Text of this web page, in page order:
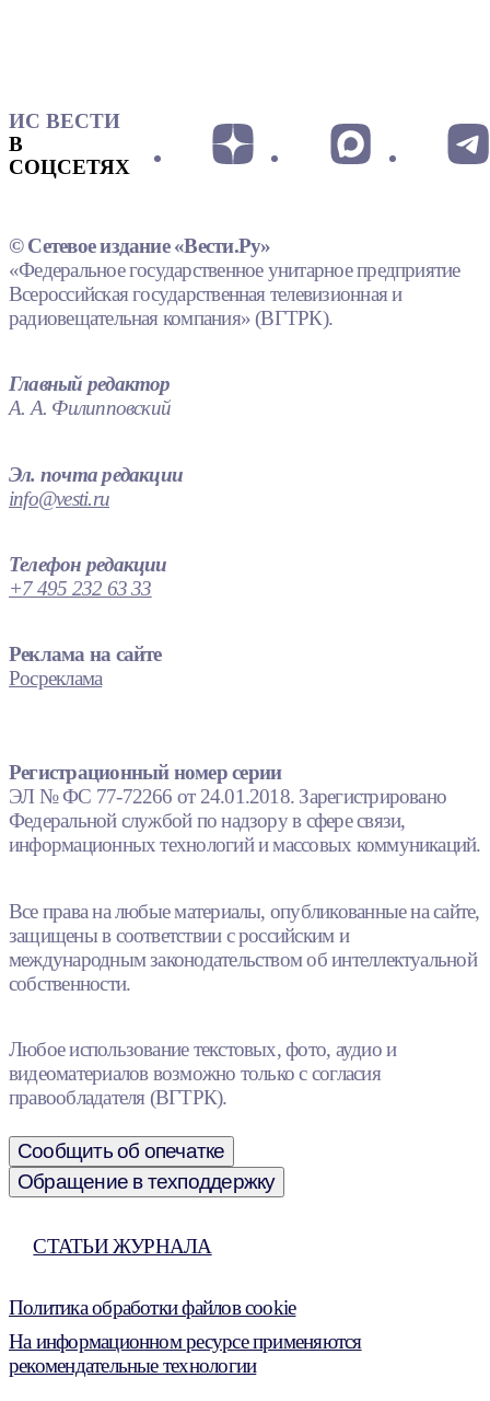
ИС ВЕСТИ
В
СОЦСЕТЯХ
© Сетевое издание «Вести.Ру»
«Федеральное государственное унитарное предприятие
Всероссийская государственная телевизионная и
радиовещательная компания» (ВГТРК).
Главный редактор
А. А. Филипповский
Эл. почта редакции
info@vesti.ru
Телефон редакции
+7 495 232 63 33
Реклама на сайте
Росреклама
Регистрационный номер серии
ЭЛ № ФС 77-72266 от 24.01.2018. Зарегистрировано
Федеральной службой по надзору в сфере связи,
информационных технологий и массовых коммуникаций.
Все права на любые материалы, опубликованные на сайте,
защищены в соответствии с российским и
международным законодательством об интеллектуальной
собственности.
Любое использование текстовых, фото, аудио и
видеоматериалов возможно только с согласия
правообладателя (ВГТРК).
Сообщить об опечатке
Обращение в техподдержку
СТАТЬИ ЖУРНАЛА
Политика обработки файлов cookie
На информационном ресурсе применяются
рекомендательные технологии